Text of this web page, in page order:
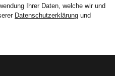
Ihrer Daten, welche wir und
Datenschutzerklärung und